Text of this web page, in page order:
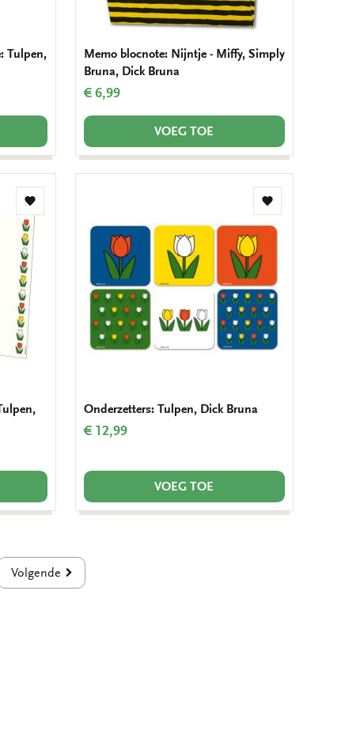
Tulpen,
Memo blocnote: Nijntje - Miffy, Simply
Bruna, Dick Bruna
€ 6,99
VOEG TOE
Toevoegen
aan
verlanglijst
Toevoegen
aan
verlanglijst
Onderzetters: Tulpen, Dick Bruna
€ 12,99
VOEG TOE
Volgende